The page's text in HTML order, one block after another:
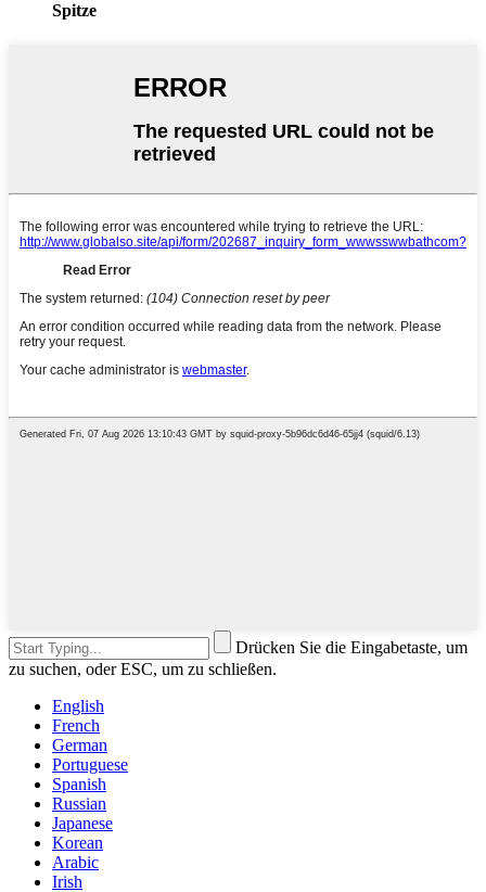
Spitze
Drücken Sie die Eingabetaste, um
zu suchen, oder ESC, um zu schließen.
English
French
German
Portuguese
Spanish
Russian
Japanese
Korean
Arabic
Irish